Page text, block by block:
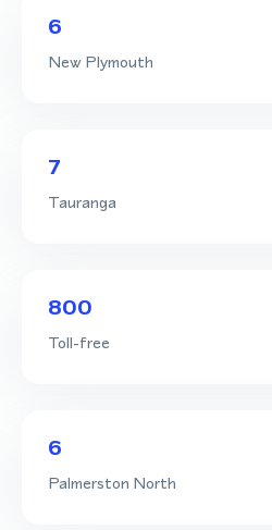
6
New Plymouth
7
Tauranga
800
Toll-free
6
Palmerston North